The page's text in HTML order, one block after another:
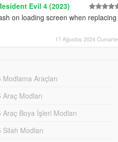
Evil 4 (2023)
on loading screen when replacing
17 Ağustos 2024
Modlama Araçları
Araç Modları
Araç Boya İşleri Modları
Silah Modları